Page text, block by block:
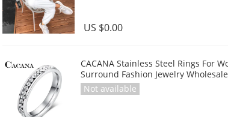
US $0.00
CACANA Stainless Steel Rings For Women 4mm CZ
Surround Fashion Jewelry Wholesale
Not available